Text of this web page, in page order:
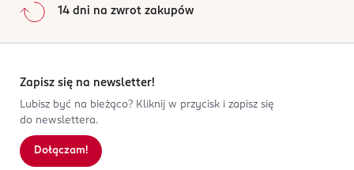
14 dni na zwrot zakupów
Zapisz się na newsletter!
Lubisz być na bieżąco? Kliknij w przycisk i zapisz się
do newslettera.
Dołączam!